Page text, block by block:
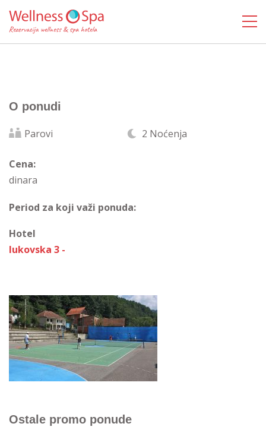
O ponudi
Parovi 2 Noćenja
Cena:
dinara
Period za koji važi ponuda:
Hotel
lukovska 3 -
Ostale promo ponude